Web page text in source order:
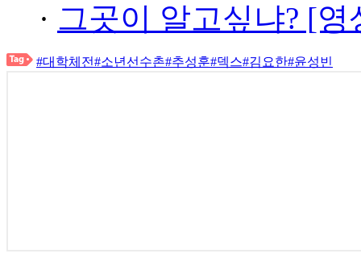
· 그곳이 알고싶냐? [
#대학체전#소년선수촌#추성훈#덱스#김요한#윤성빈